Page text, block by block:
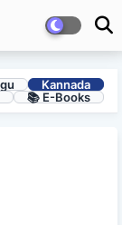
Kannada
📚 E-Books